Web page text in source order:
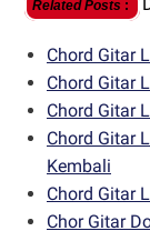
Related Posts :
Chord Gitar
Chord Gitar
Chord Gitar
Chord Gitar
Kembali
Chord Gitar
Chor Gitar